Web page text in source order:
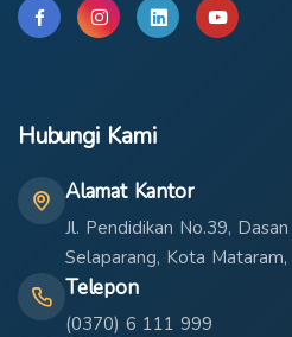
Hubungi Kami
Alamat Kantor
Jl. Pendidikan No.39,
Selaparang, Kota
Telepon
(0370) 6 111 999